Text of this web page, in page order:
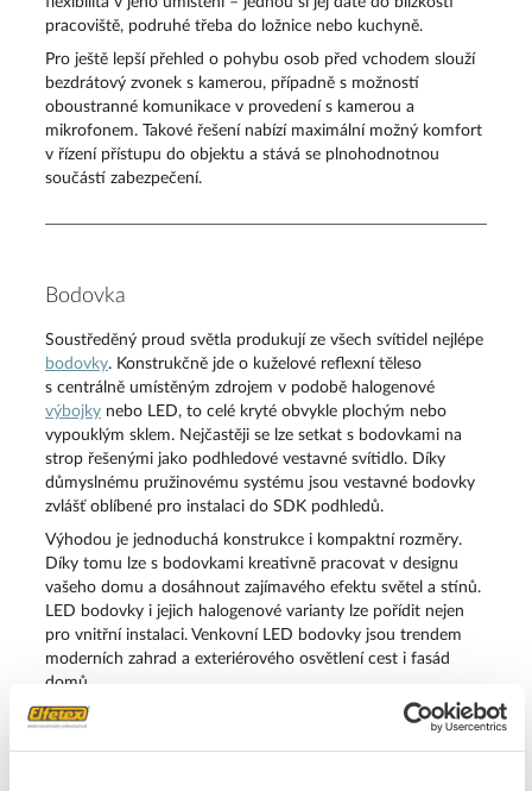
pracoviště, podruhé třeba do ložnice nebo kuchyně.
Pro ještě lepší přehled o pohybu osob před vchodem slouží
bezdrátový zvonek s kamerou, případně s možností
oboustranné komunikace v provedení s kamerou a
mikrofonem. Takové řešení nabízí maximální možný komfort
v řízení přístupu do objektu a stává se plnohodnotnou
součástí zabezpečení.
Bodovka
Soustředěný proud světla produkují ze všech svítidel nejlépe
bodovky. Konstrukčně jde o kuželové reflexní těleso
s centrálně umístěným zdrojem v podobě halogenové
výbojky nebo LED, to celé kryté obvykle plochým nebo
vypouklým sklem. Nejčastěji se lze setkat s bodovkami na
strop řešenými jako podhledové vestavné svítidlo. Díky
důmyslnému pružinovému systému jsou vestavné bodovky
zvlášť oblíbené pro instalaci do SDK podhledů.
Výhodou je jednoduchá konstrukce i kompaktní rozměry.
Díky tomu lze s bodovkami kreativně pracovat v designu
vašeho domu a dosáhnout zajímavého efektu světel a stínů.
LED bodovky i jejich halogenové varianty lze pořídit nejen
pro vnitřní instalaci. Venkovní LED bodovky jsou trendem
moderních zahrad a exteriérového osvětlení cest i fasád
domů.
Pro ještě lepší variabilitu použití je možné pořídit svítidlo